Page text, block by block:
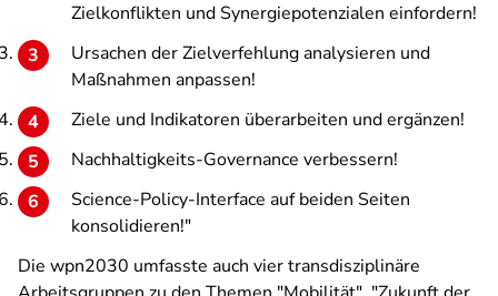
Zielkonflikten und Synergiepotenzialen einfordern!
Ursachen der Zielverfehlung analysieren und
Maßnahmen anpassen!
Ziele und Indikatoren überarbeiten und ergänzen!
Nachhaltigkeits-Governance verbessern!
Science-Policy-Interface auf beiden Seiten
konsolidieren!"
Die wpn2030 umfasste auch vier transdisziplinäre